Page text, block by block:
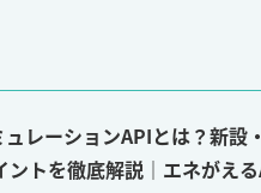
レーションAPIとは？新設
ントを徹底解説｜エネがえ